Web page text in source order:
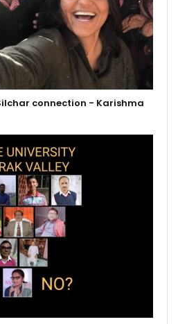
connection - Karishma